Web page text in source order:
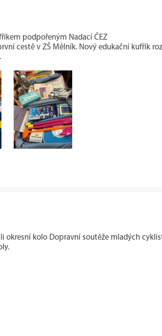
podpořeným Nadací ČEZ
cestě v ZŠ Mělník. Nový edukační kufřík
okresní kolo Dopravní soutěže mladých